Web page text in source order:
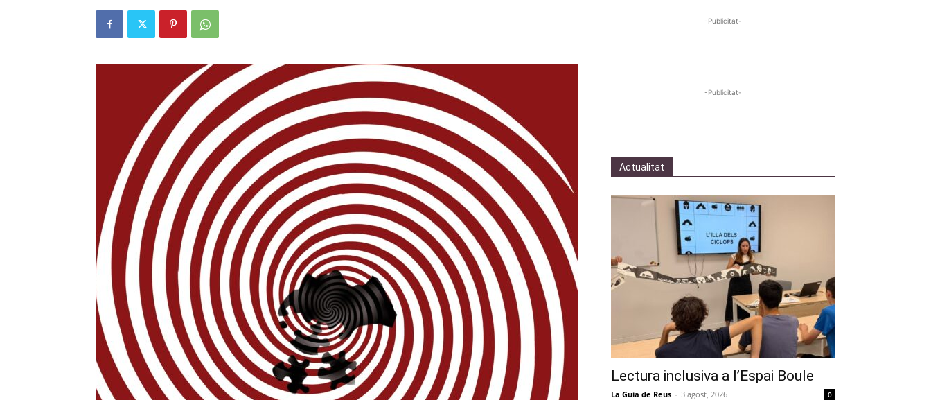
-Publicitat-
-Publicitat-
Actualitat
Lectura inclusiva a l’Espai Boule
La Guia de Reus - 3 agost, 2026 0